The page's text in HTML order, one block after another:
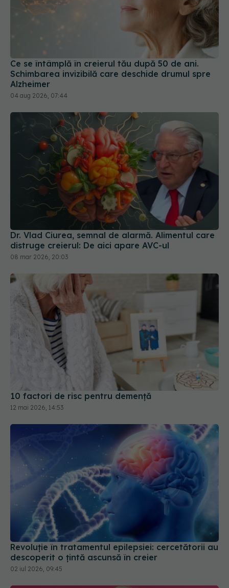
Ce se întâmplă în creierul tău după 50 de ani.
Schimbarea invizibilă care deschide drumul spre
04 aug 2026, 07:44
Dr. Vlad Ciurea, semnal de alarmă. Alimentul care
distruge creierul: De aici apare AVC-ul
08 mar 2026, 20:03
10 factori de risc pentru demență
12 mai 2026, 14:53
Revoluție în tratamentul epilepsiei: cercetătorii au
descoperit o țintă ascunsă în creier
02 iul 2026, 09:45